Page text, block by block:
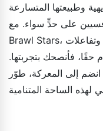
وطبيعتها المتسارعة
على حدٍّ سواء. مع
Brawl Stars، إن كنت تريد لعبة بها تحديات مثيرة وتفاعلات
حقًا، فأنصحك بتجربتها.
انضم إلى المعركة، طوّر Brawlers المفضلة لديك، واستمتع